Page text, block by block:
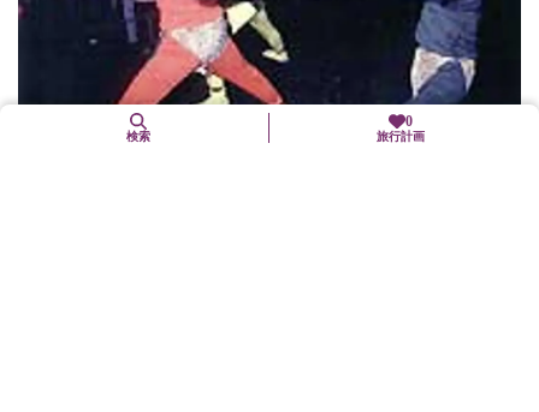
0
旅行計画
検索